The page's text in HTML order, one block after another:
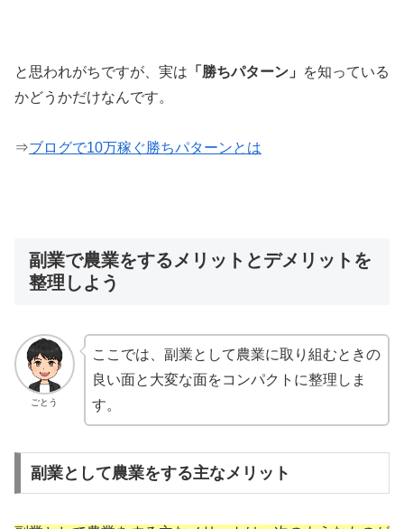
と思われがちですが、実は 「勝ちパターン」
を知っている
かどうかだけなんです。
⇒ブログで10万稼ぐ勝ちパターンとは
副業で農業をするメリットとデメリットを
整理しよう
ごとう
ここでは、副業として農業に取り組むときの
良い面と大変な面をコンパクトに整理しま
す。
副業として農業をする主なメリット